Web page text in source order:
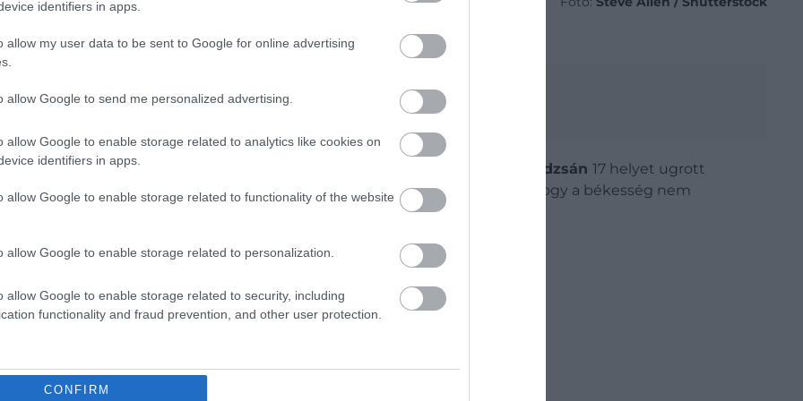
identifiers in apps.
allow my user data to be sent to Google for online advertising
allow Google to send me personalized advertising.
allow Google to enable storage related to analytics like cookies on
identifiers in apps.
allow Google to enable storage related to functionality of the website
allow Google to enable storage related to personalization.
allow Google to enable storage related to security, including
functionality and fraud prevention, and other user protection.
CONFIRM
a nyugdíjasok számára – ezek az okok
Több ország jelentős javulást ért el az elmúlt évben: Azerbajdzsán 17 helyet ugrott
mígUganda
12 hellyel került feljebb. Ezek az elmozdulások arra utalnak, hogy a békesség nem
döntések eredménye is lehet.
20 legbiztonságosabb országa: